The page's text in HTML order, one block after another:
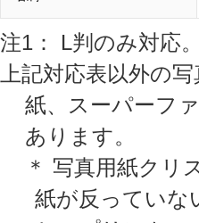
注1： L判のみ対応。
上記対応表以外の
紙、スーパーフ
あります。
＊ 写真用紙クリ
紙が反っていな